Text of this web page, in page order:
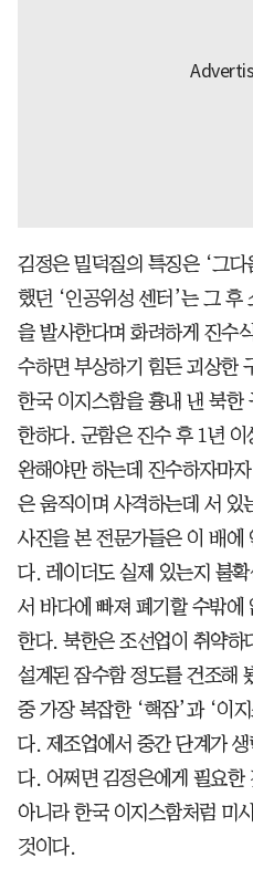
김정은 밀덕질의 특징은 ‘그
했던 ‘인공위성 센터’는 그 후
을 발사한다며 화려하게 진수
수하면 부상하기 힘든 괴상한
한국 이지스함을 흉내 낸 북한
한하다. 군함은 진수 후 1년
완해야만 하는데 진수하자마
은 움직이며 사격하는데 서 있
사진을 본 전문가들은 이 배에
다. 레이더도 실제 있는지 불
서 바다에 빠져 폐기할 수밖에
한다. 북한은 조선업이 취약하
설계된 잠수함 정도를 건조해
중 가장 복잡한 ‘핵잠’과 ‘이
다. 제조업에서 중간 단계가
다. 어쩌면 김정은에게 필요한
아니라 한국 이지스함처럼 미
것이다.